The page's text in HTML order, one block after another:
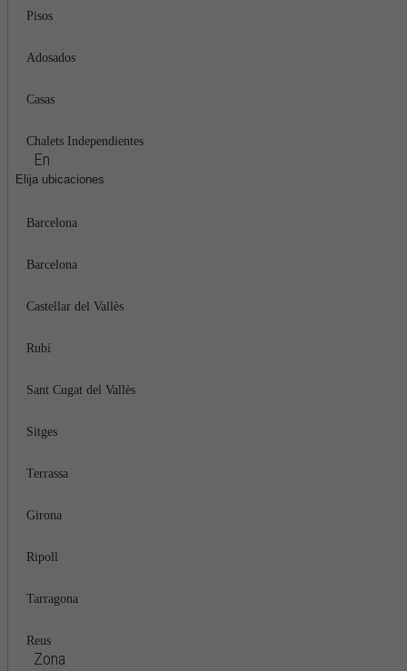
Pisos
Adosados
Casas
Chalets Independientes
En
Elija ubicaciones
Barcelona
Barcelona
Castellar del Vallès
Rubí
Sant Cugat del Vallès
Sitges
Terrassa
Girona
Ripoll
Tarragona
Reus
Zona